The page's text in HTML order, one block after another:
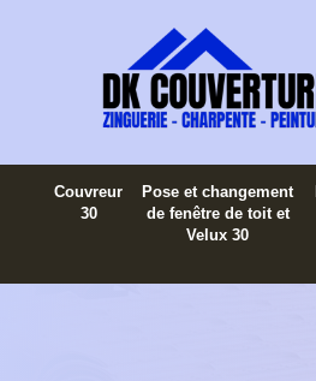
Couvreur
30
Pose et changement
de fenêtre de toit et
Velux 30